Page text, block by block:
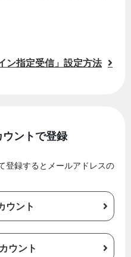
ン指定受信」設定方法
ントで登録
登録するとメールアドレスの
ウント
ウント